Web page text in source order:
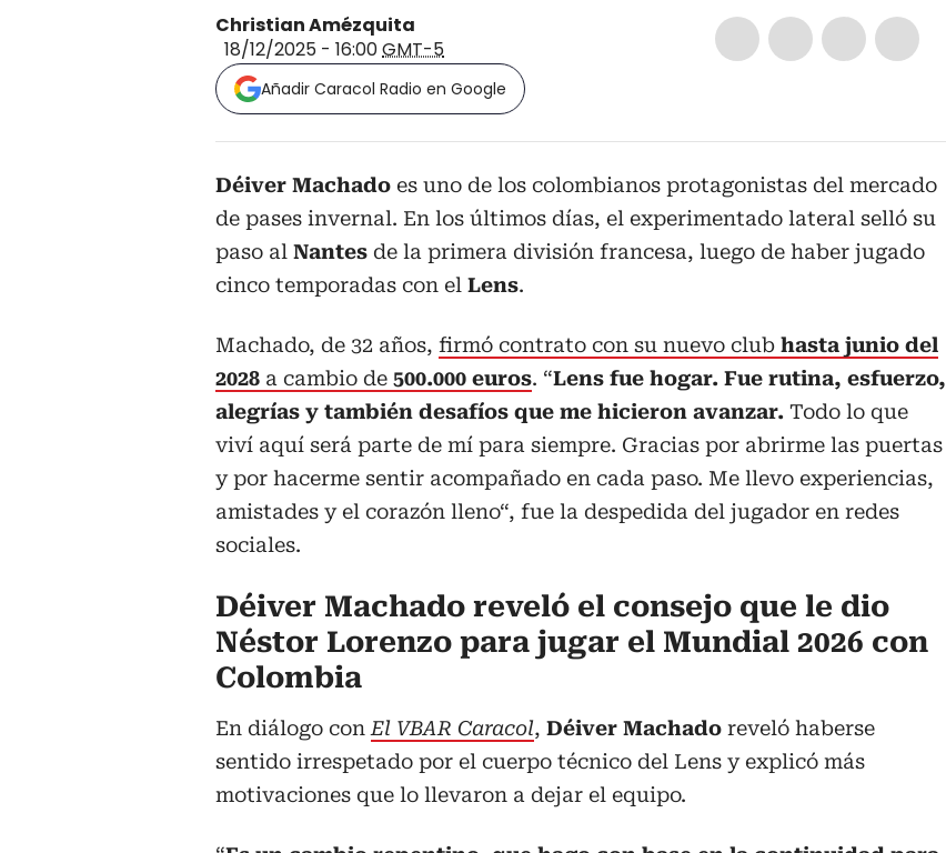
Christian Amézquita
18/12/2025 - 16:00GMT-5
Añadir Caracol Radio en Google
Déiver Machado es uno de los colombianos protagonistas del mercado
de pases invernal. En los últimos días, el experimentado lateral selló su
paso al Nantes de la primera división francesa, luego de haber jugado
cinco temporadas con el Lens.
Machado, de 32 años, firmó contrato con su nuevo club hasta junio del
2028 a cambio de 500.000 euros. “Lens fue hogar. Fue rutina, esfuerzo,
alegrías y también desafíos que me hicieron avanzar. Todo lo que
viví aquí será parte de mí para siempre. Gracias por abrirme las puertas
y por hacerme sentir acompañado en cada paso. Me llevo experiencias,
amistades y el corazón lleno“, fue la despedida del jugador en redes
sociales.
Déiver Machado reveló el consejo que le dio
Néstor Lorenzo para jugar el Mundial 2026 con
Colombia
En diálogo conEl VBAR Caracol, Déiver Machado reveló haberse
sentido irrespetado por el cuerpo técnico del Lens y explicó más
motivaciones que lo llevaron a dejar el equipo.